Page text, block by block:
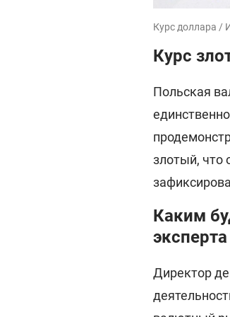
Курс доллара /
Курс
Польская
злотый, что
Каким
эксперта
Директор